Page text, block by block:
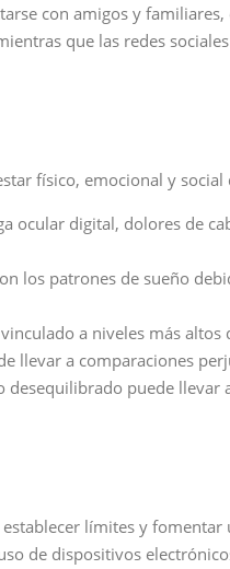
con amigos y
que las redes
físico, emocional y
ocular digital, dolores de
los patrones de sueño
a niveles más
llevar a comparaciones
puede
límites y
de dispositivos